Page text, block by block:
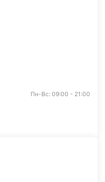
Пн-Вс: 09:00 - 21:00